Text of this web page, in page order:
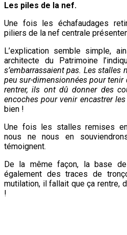
Les piles de la nef.
Une fois les échafaudages
piliers de la nef centrale
L’explication semble simple,
architecte du Patrimoine
s’embarrassaient pas. Les stalles
peu sur-dimensionnées pour tenir
rentrer, ils ont dû donner des
encoches pour venir encastrer
bien !
Une fois les stalles remises
nous ne nous en
témoignent.
De la même façon, la base
également des traces de
mutilation, il fallait que ça rentre,
!